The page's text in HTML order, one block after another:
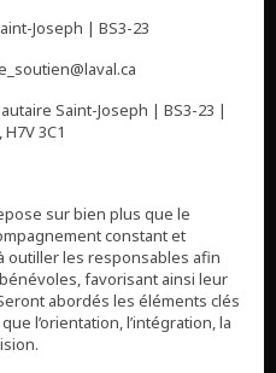
Joseph | BS3-23
Saint-Joseph | BS3-23 |
3C1
sur bien plus que le
constant et
outiller les responsables afin
favorisant ainsi leur
abordés les éléments clés
l’orientation, l’intégration, la